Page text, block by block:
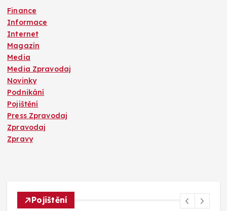
Finance
Informace
Internet
Magazín
Media
Media Zpravodaj
Novinky
Podnikání
Pojištění
Press Zpravodaj
Zpravodaj
Zpravy
Pojištění